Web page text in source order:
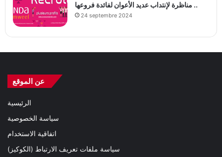
مناظرة لإنتداب عديد الأعوان لفائدة فروعها ..
24 septembre 2024
عن الموقع
الرئيسية
سياسة الخصوصية
اتفاقية الاستخدام
سياسة ملفات تعريف الارتباط (الكوكيز)